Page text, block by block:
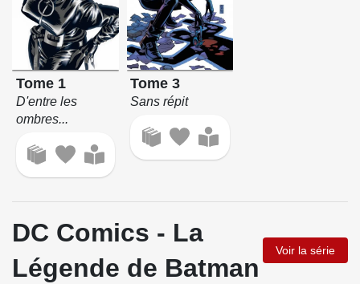
Tome 1
D'entre les
ombres...
Tome 3
Sans répit
DC Comics - La
Légende de Batman
Voir la série